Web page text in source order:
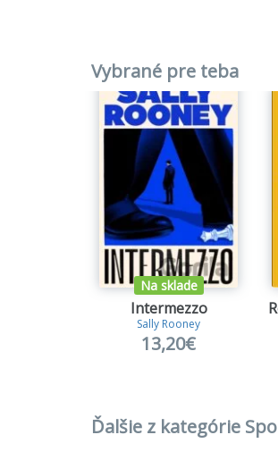
Vybrané pre teba
Na sklade
Intermezzo
Sally Rooney
13,20€
Ďalšie z kategórie